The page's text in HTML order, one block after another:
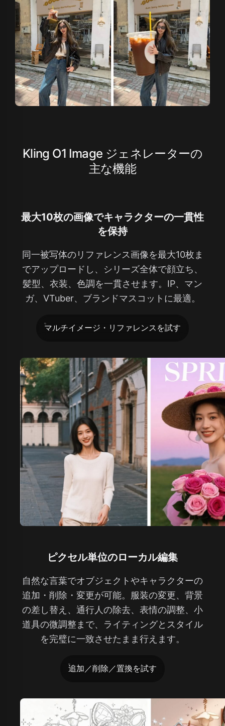
Kling O1 Image ジェネレーターの
主な機能
最大10枚の画像でキャラクターの一貫性
を保持
同一被写体のリファレンス画像を最大10枚ま
でアップロードし、シリーズ全体で顔立ち、
髪型、衣装、色調を一貫させます。IP、マン
ガ、VTuber、ブランドマスコットに最適。
マルチイメージ・リファレンスを試す
ピクセル単位のローカル編集
自然な言葉でオブジェクトやキャラクターの
追加・削除・変更が可能。服装の変更、背景
の差し替え、通行人の除去、表情の調整、小
道具の微調整まで、ライティングとスタイル
を完璧に一致させたまま行えます。
追加／削除／置換を試す